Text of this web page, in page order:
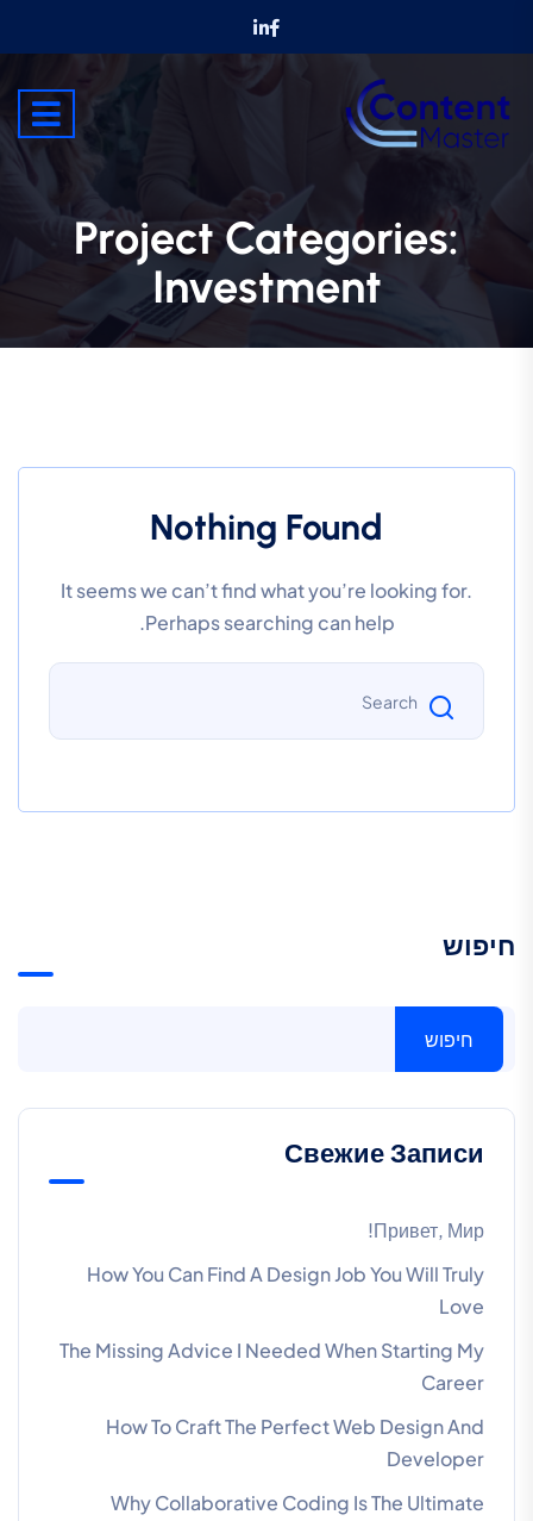
Project Categories:
Investment
Nothing Found
It seems we can’t find what you’re looking for.
Perhaps searching can help.
חיפוש
חיפוש
Свежие Записи
Привет, Мир!
How You Can Find A Design Job You Will Truly
Love
The Missing Advice I Needed When Starting My
Career
How To Craft The Perfect Web Design And
Developer
Why Collaborative Coding Is The Ultimate